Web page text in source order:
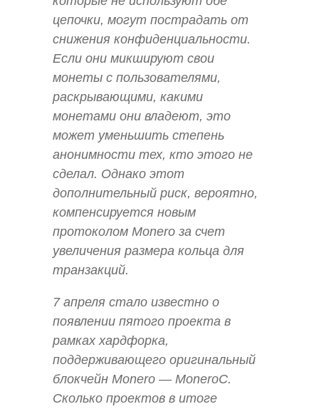
цепочки, могут пострадать от
снижения конфиденциальности.
Если они микшируют свои
монеты с пользователями,
раскрывающими, какими
монетами они владеют, это
может уменьшить степень
анонимности тех, кто этого не
сделал. Однако этот
дополнительный риск, вероятно,
компенсируется новым
протоколом Monero за счет
увеличения размера кольца для
транзакций.
7 апреля стало известно о
появлении пятого проекта в
рамках хардфорка,
поддерживающего оригинальный
блокчейн Monero — MoneroC.
Сколько проектов в итоге